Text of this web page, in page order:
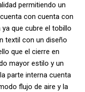
permitiendo un
con cuenta con
que cubre el tobillo
textil con un diseño
que el cierre en
mayor estilo y un
parte interna cuenta
flujo de aire y la